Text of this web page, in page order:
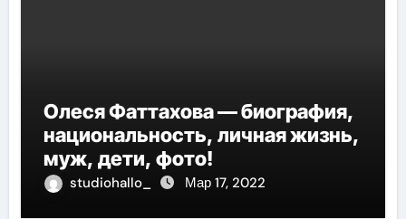
Олеся Фаттахова — биография,
национальность, личная жизнь,
муж, дети, фото!
studiohallo_ Мар 17, 2022